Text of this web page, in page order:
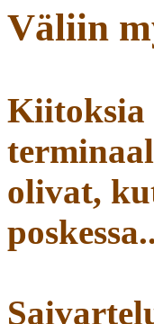
Väliin
Kiitoksia
olivat,